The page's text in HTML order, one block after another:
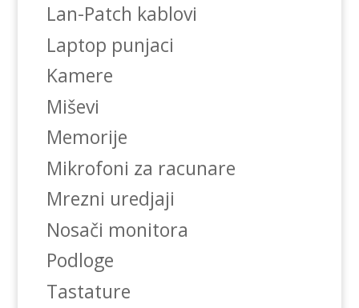
Lan-Patch kablovi
Laptop punjaci
Kamere
Miševi
Memorije
Mikrofoni za racunare
Mrezni uredjaji
Nosači monitora
Podloge
Tastature